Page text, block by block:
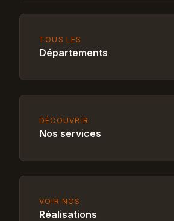
TOUS LES
Départements
DÉCOUVRIR
Nos services
VOIR NOS
Réalisations